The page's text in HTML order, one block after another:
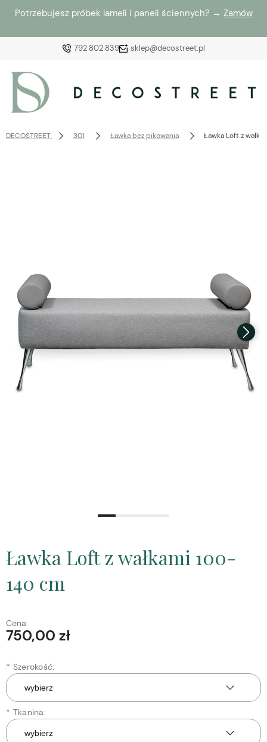
Potrzebujesz próbek lameli i paneli ściennych? → Zamów
792 802 839 sklep@decostreet.pl
DECOSTREET 301 Ławka bez pikowania Ławka Loft z
Ławka Loft z wałkami 100-
140 cm
Cena:
750,00 zł
* Szerokość:
* Tkanina: